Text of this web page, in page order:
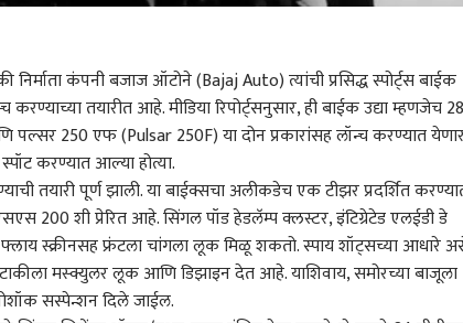
निर्माता कंपनी बजाज ऑटोने (Bajaj Auto) त्यांची प्रसिद्ध स्पोर्ट्स बाईक
तयारीत आहे. मीडिया रिपोर्ट्सनुसार, ही बाईक उद्या म्हणजेच 28
250 एफ (Pulsar 250F) या दोन प्रकारांसह लॉन्च करण्यात
करण्यात आल्या होत्या.
तयारी पूर्ण झाली. या बाईक्सचा अलीकडेच एक टीझर प्रदर्शित
200 शी प्रेरित आहे. सिंगल पॉड हेडलॅम्प क्लस्टर, इंटिग्रेटेड एलईडी डे
स्क्रीनसह फ्रंटला चांगला लूक मिळू शकतो. स्पाय शॉट्सच्या आधारे
मस्क्युलर लूक आणि डिझाइन देत आहे. याशिवाय, समोरच्या बाजूला
सस्पेन्शन दिले जाईल.